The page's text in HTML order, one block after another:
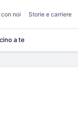
noi Storie e carriere
a te